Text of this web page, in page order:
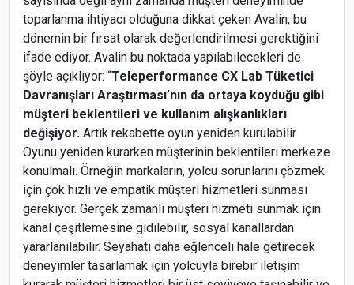
toparlanma ihtiyacı olduğuna dikkat çeken Avalin, bu
dönemin bir fırsat olarak değerlendirilmesi gerektiğini
ifade ediyor. Avalin bu noktada yapılabilecekleri de
şöyle açıklıyor: “Teleperformance CX Lab Tüketici
Davranışları Araştırması’nın da ortaya koyduğu gibi
müşteri beklentileri ve kullanım alışkanlıkları
değişiyor. Artık rekabette oyun yeniden kurulabilir.
Oyunu yeniden kurarken müşterinin beklentileri merkeze
konulmalı. Örneğin markaların, yolcu sorunlarını çözmek
için çok hızlı ve empatik müşteri hizmetleri sunması
gerekiyor. Gerçek zamanlı müşteri hizmeti sunmak için
kanal çeşitlemesine gidilebilir, sosyal kanallardan
yararlanılabilir. Seyahati daha eğlenceli hale getirecek
deneyimler tasarlamak için yolcuyla birebir iletişim